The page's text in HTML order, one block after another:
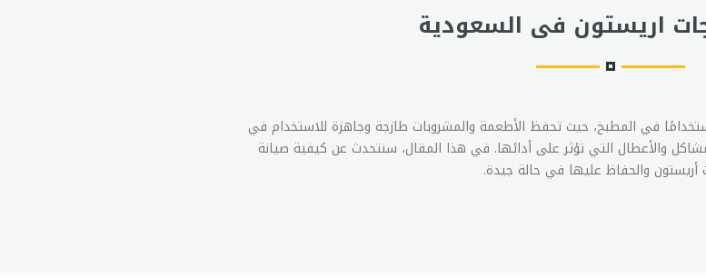
اريستون فى السعودية
استخدامًا في المطبخ، حيث تحفظ الأطعمة والمشروبات طازجة وجاهزة للاستخدام في
والأعطال التي تؤثر على أدائها. في هذا المقال، سنتحدث عن كيفية صيانة
أريستون والحفاظ عليها في حالة جيدة.